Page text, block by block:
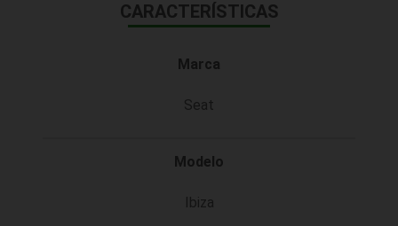
CARACTERÍSTICAS
Marca
Seat
Modelo
Ibiza